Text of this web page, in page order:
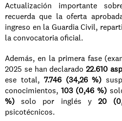
Actualización importante
recuerda que la oferta
ingreso en la Guardia Civil,
la convocatoria oficial.
Además, en la primera fase
2025 se han declarado 22.610
ese total, 7.746 (34,26 %)
conocimientos, 103 (0,46 %)
%) solo por inglés y 20
psicotécnicos.